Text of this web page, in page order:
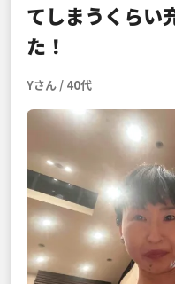
てしまうくらい
た！
Yさん / 40代